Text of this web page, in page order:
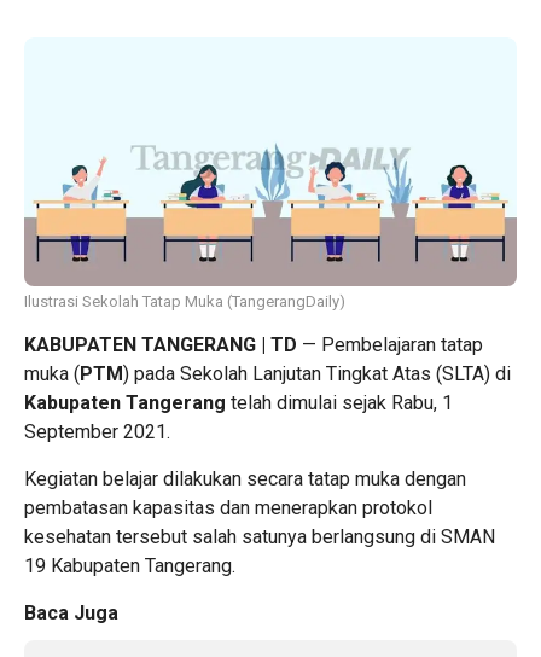
Ilustrasi Sekolah Tatap Muka (TangerangDaily)
KABUPATEN TANGERANG | TD — Pembelajaran tatap
muka (PTM) pada Sekolah Lanjutan Tingkat Atas (SLTA) di
Kabupaten Tangerang telah dimulai sejak Rabu, 1
September 2021.
Kegiatan belajar dilakukan secara tatap muka dengan
pembatasan kapasitas dan menerapkan protokol
kesehatan tersebut salah satunya berlangsung di SMAN
19 Kabupaten Tangerang.
Baca Juga